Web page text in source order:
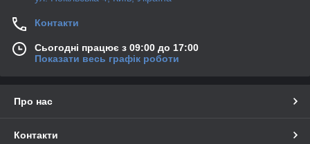
Контакти
Сьогодні працює з 09:00 до 17:00
Показати весь графік роботи
Про нас
Контакти